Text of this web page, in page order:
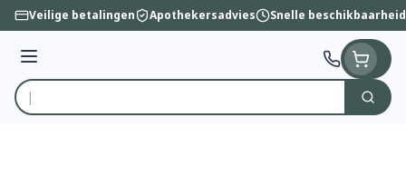
Ga naar de inhoud
Veilige betalingen Apothekersadvies Snelle beschikbaarheid
Menu
Product, merk, categorie...
Zoek